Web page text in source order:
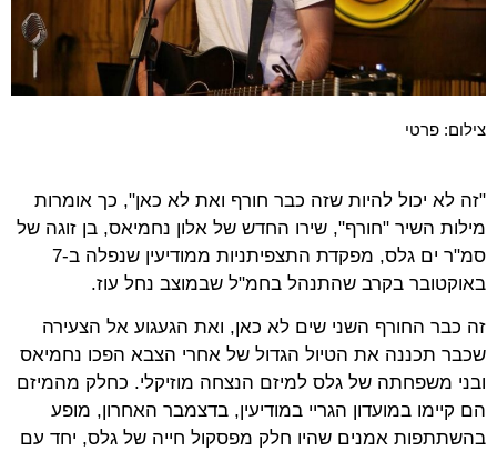
צילום: פרטי
"זה לא יכול להיות שזה כבר חורף ואת לא כאן", כך אומרות
מילות השיר "חורף", שירו החדש של אלון נחמיאס, בן זוגה של
סמ"ר ים גלס, מפקדת התצפיתניות ממודיעין שנפלה ב-7
באוקטובר בקרב שהתנהל בחמ"ל שבמוצב נחל עוז.
זה כבר החורף השני שים לא כאן, ואת הגעגוע אל הצעירה
שכבר תכננה את הטיול הגדול של אחרי הצבא הפכו נחמיאס
ובני משפחתה של גלס למיזם הנצחה מוזיקלי. כחלק מהמיזם
הם קיימו במועדון הגריי במודיעין, בדצמבר האחרון, מופע
בהשתתפות אמנים שהיו חלק מפסקול חייה של גלס, יחד עם